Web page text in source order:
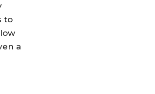
to
a